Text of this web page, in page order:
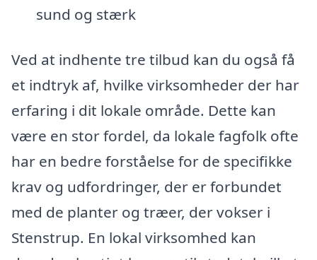
sund og stærk
Ved at indhente tre tilbud kan du også få
et indtryk af, hvilke virksomheder der har
erfaring i dit lokale område. Dette kan
være en stor fordel, da lokale fagfolk ofte
har en bedre forståelse for de specifikke
krav og udfordringer, der er forbundet
med de planter og træer, der vokser i
Stenstrup. En lokal virksomhed kan